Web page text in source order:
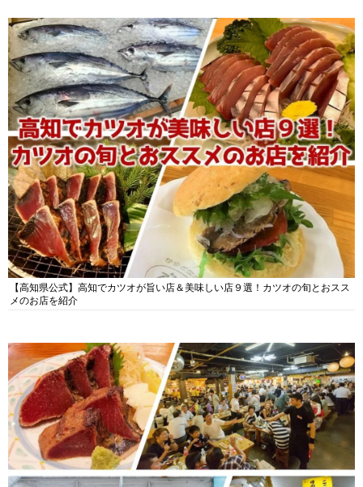
【高知県公式】高知でカツオが旨い店＆美味しい店９選！カツオの旬とおスス
メのお店を紹介